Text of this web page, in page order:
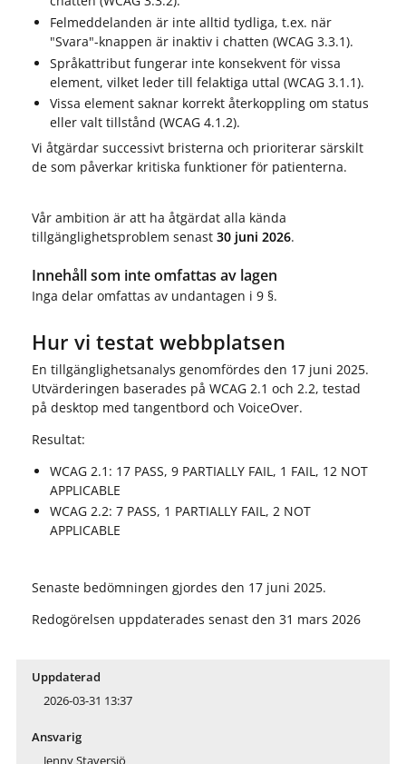
Felmeddelanden är inte alltid tydliga, t.ex. när
"Svara"-knappen är inaktiv i chatten (WCAG 3.3.1).
Språkattribut fungerar inte konsekvent för vissa
element, vilket leder till felaktiga uttal (WCAG 3.1.1).
Vissa element saknar korrekt återkoppling om status
eller valt tillstånd (WCAG 4.1.2).
Vi åtgärdar successivt bristerna och prioriterar särskilt
de som påverkar kritiska funktioner för patienterna.
Vår ambition är att ha åtgärdat alla kända
tillgänglighetsproblem senast 30 juni 2026.
Innehåll som inte omfattas av lagen
Inga delar omfattas av undantagen i 9 §.
Hur vi testat webbplatsen
En tillgänglighetsanalys genomfördes den 17 juni 2025.
Utvärderingen baserades på WCAG 2.1 och 2.2, testad
på desktop med tangentbord och VoiceOver.
Resultat:
WCAG 2.1: 17 PASS, 9 PARTIALLY FAIL, 1 FAIL, 12 NOT
APPLICABLE
WCAG 2.2: 7 PASS, 1 PARTIALLY FAIL, 2 NOT
APPLICABLE
Senaste bedömningen gjordes den 17 juni 2025.
Redogörelsen uppdaterades senast den 31 mars 2026
Uppdaterad
2026-03-31 13:37
Ansvarig
Jenny Staversjö